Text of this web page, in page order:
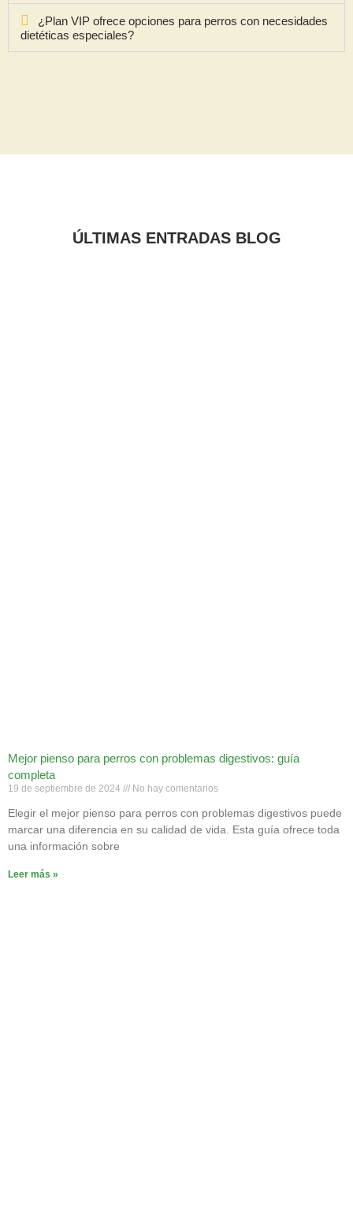
¿Plan VIP ofrece opciones para perros con necesidades
dietéticas especiales?
ÚLTIMAS ENTRADAS BLOG
Mejor pienso para perros con problemas digestivos: guía
completa
19 de septiembre de 2024 No hay comentarios
Elegir el mejor pienso para perros con problemas digestivos puede
marcar una diferencia en su calidad de vida. Esta guía ofrece toda
una información sobre
Leer más »